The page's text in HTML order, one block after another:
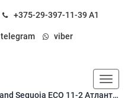
+375-29-397-11-39А1
telegram viber
Alpine Floor Grand Sequoia ЕСО 11-2 Атланта кварц-виниловый пол замковый